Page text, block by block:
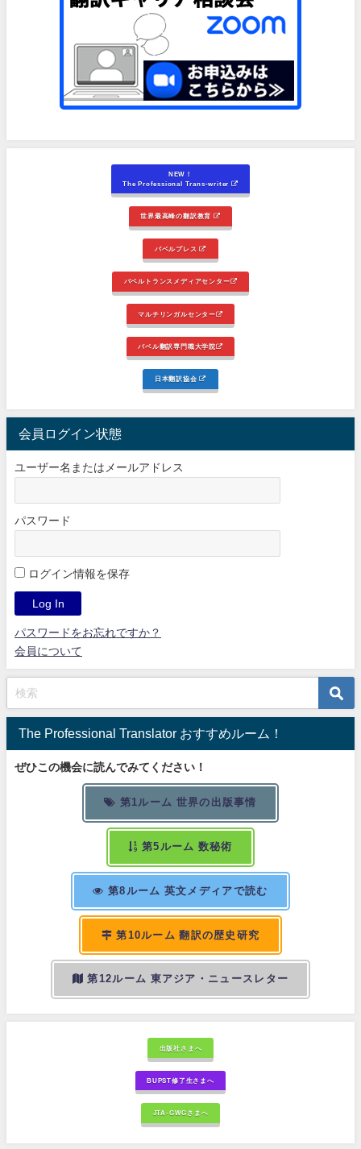
NEW！
The Professional Trans-writer
世界最高峰の翻訳教育
バベルプレス
バベルトランスメディアセンター
マルチリンガルセンター
バベル翻訳専門職大学院
日本翻訳協会
会員ログイン状態
ユーザー名またはメールアドレス
パスワード
ログイン情報を保存
パスワードをお忘れですか？
会員について
The Professional Translator おすすめルーム！
ぜひこの機会に読んでみてください！
第1ルーム 世界の出版事情
第5ルーム 数秘術
第8ルーム 英文メディアで読む
第10ルーム 翻訳の歴史研究
第12ルーム 東アジア・ニュースレター
出版社さまへ
BUPST修了生さまへ
JTA-GWGさまへ